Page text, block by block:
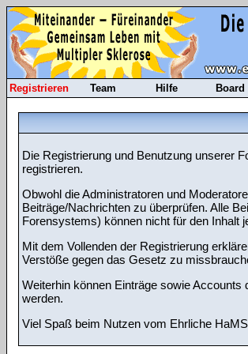
Registrieren Team Hilfe Board
Die Registrierung und Benutzung unserer
registrieren.
Obwohl die Administratoren und
Beiträge/Nachrichten zu überprüfen. Alle
Forensystems) können nicht für den Inhalt
Mit dem Vollenden der Registrierung
Verstöße gegen das Gesetz zu
Weiterhin können Einträge sowie
werden.
Viel Spaß beim Nutzen vom Ehrliche